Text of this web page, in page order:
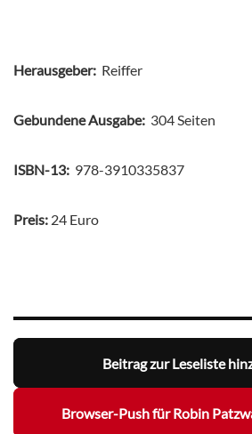
Herausgeber: ‎ Reiffer
Gebundene Ausgabe: ‎ 304 Seiten
ISBN-13: ‎ 978-3910335837
Preis: 24 Euro
Beitrag zur Leseliste
Browser-Push für Robin